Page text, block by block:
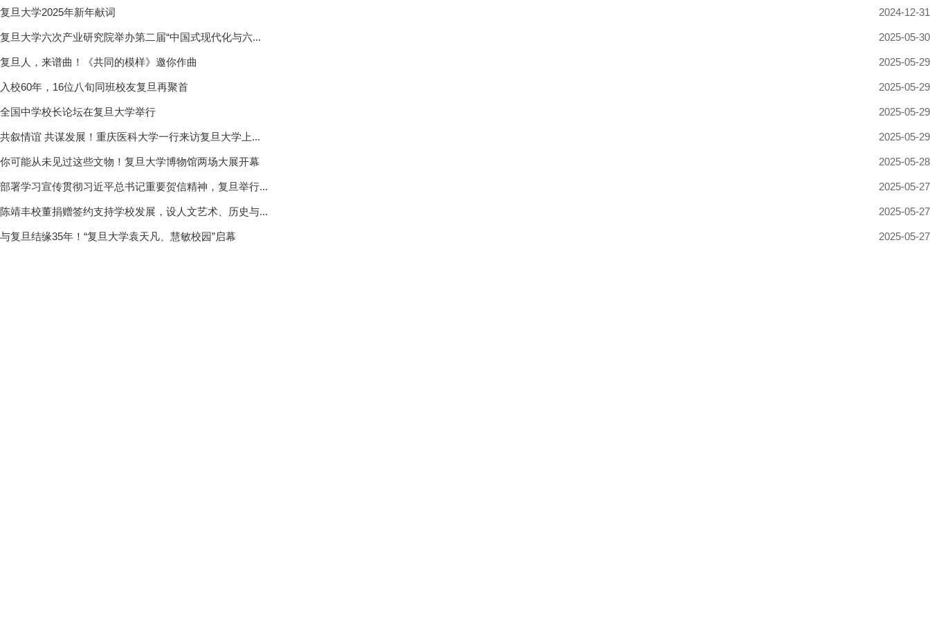
复旦大学2025年新年献词 2024-12-31
复旦大学六次产业研究院举办第二届“中国式现代化与六... 2025-05-30
复旦人，来谱曲！《共同的模样》邀你作曲 2025-05-29
入校60年，16位八旬同班校友复旦再聚首 2025-05-29
全国中学校长论坛在复旦大学举行 2025-05-29
共叙情谊 共谋发展！重庆医科大学一行来访复旦大学上... 2025-05-29
你可能从未见过这些文物！复旦大学博物馆两场大展开幕 2025-05-28
部署学习宣传贯彻习近平总书记重要贺信精神，复旦举行... 2025-05-27
陈靖丰校董捐赠签约支持学校发展，设人文艺术、历史与... 2025-05-27
与复旦结缘35年！“复旦大学袁天凡、慧敏校园”启幕 2025-05-27